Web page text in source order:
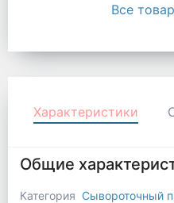
Все
Характеристики
Общие
Категория Сывороточный